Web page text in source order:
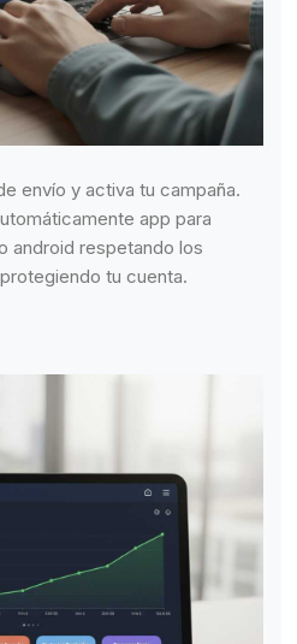
envío y activa tu campaña.
app para
android respetando los
tu cuenta.